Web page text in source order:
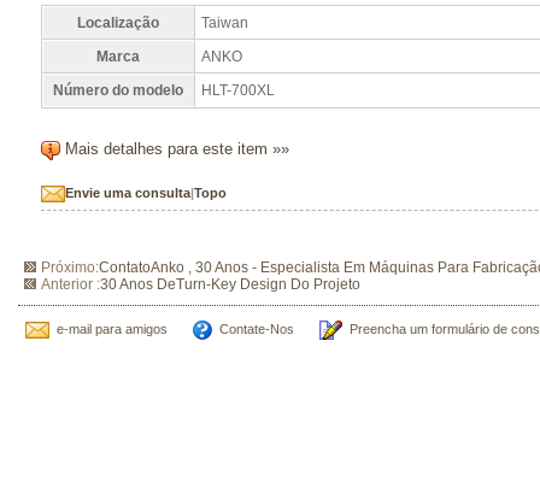
Localização
Taiwan
Marca
ANKO
Número do modelo
HLT-700XL
Mais detalhes para este item »»
Envie uma consulta|Topo
Próximo:ContatoAnko , 30 Anos - Especialista Em Máquinas Para
Anterior :30 Anos DeTurn-Key Design Do Projeto
e-mail para amigos Contate-Nos Preencha um formulário de